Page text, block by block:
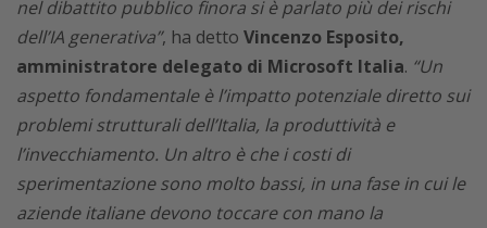
nel dibattito pubblico finora si è parlato più dei rischi
dell’IA generativa”, ha detto Vincenzo Esposito,
amministratore delegato di Microsoft Italia. “Un
aspetto fondamentale è l’impatto potenziale diretto sui
problemi strutturali dell’Italia, la produttività e
l’invecchiamento. Un altro è che i costi di
sperimentazione sono molto bassi, in una fase in cui le
aziende italiane devono toccare con mano la